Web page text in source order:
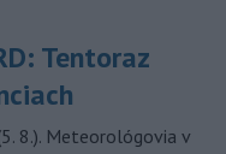
Tentoraz
8.). Meteorológovia v